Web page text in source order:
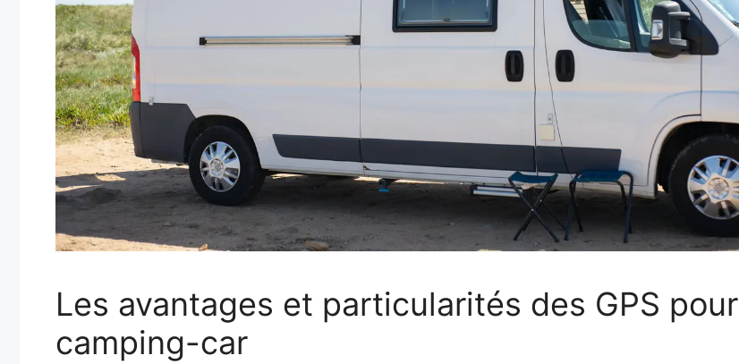
Les avantages et particularités des GPS pour
camping-car